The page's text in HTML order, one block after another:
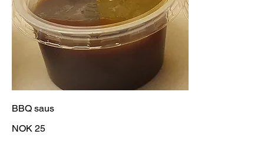
BBQ saus
NOK 25